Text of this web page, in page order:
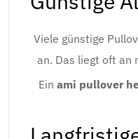
Viele günstige
an. Das liegt oft an
Ein ami pullover